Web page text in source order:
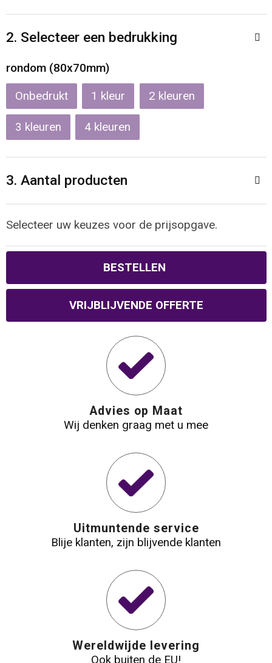
Strandtassen
Tablettassen
Toilettassen
Trolleys
Waterbestendige tassen
Reistassensets
Golftassen
Ademhalingsbescherming
2. Selecteer een bedrukking
rondom (80x70mm)
Onbedrukt 1 2
3 4
3. Aantal producten
Selecteer uw keuzes voor de prijsopgave.
BESTELLEN
VRIJBLIJVENDE OFFERTE
Advies op Maat
Wij denken graag met u mee
Uitmuntende service
Blije klanten, zijn blijvende klanten
Wereldwijde levering
Ook buiten de EU!